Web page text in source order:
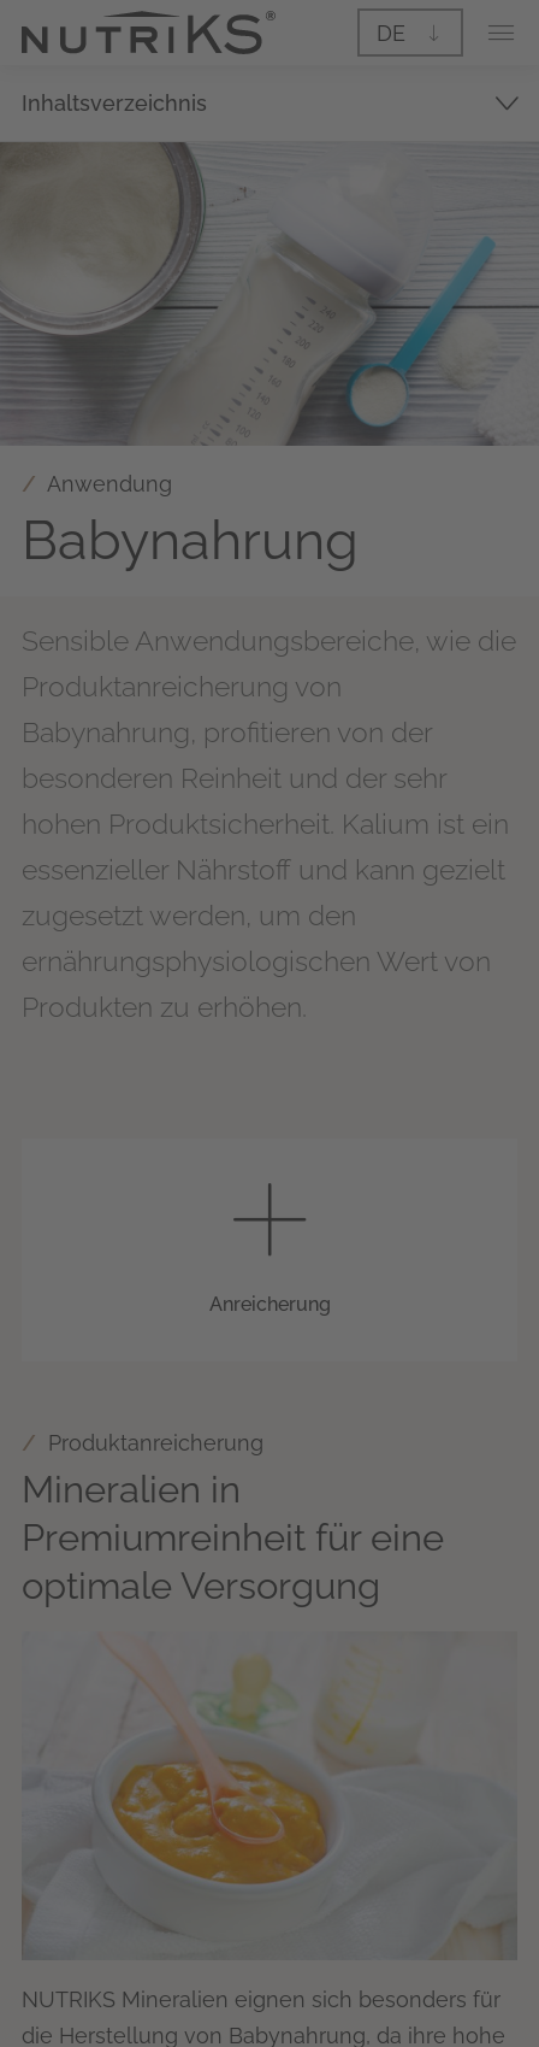
DE
Anwendung
Babynahrung
Inhaltsverzeichnis
Sensible Anwendungsbereiche, wie die
Produktanreicherung von
Babynahrung, profitieren von der
besonderen Reinheit und der sehr
hohen Produktsicherheit. Kalium ist ein
essenzieller Nährstoff und kann gezielt
zugesetzt werden, um den
ernährungsphysiologischen Wert von
Produkten zu erhöhen.
Anreicherung
Produktanreicherung
Mineralien in
Premiumreinheit für eine
optimale Versorgung
NUTRIKS Mineralien eignen sich besonders für
die Herstellung von Babynahrung, da ihre hohe